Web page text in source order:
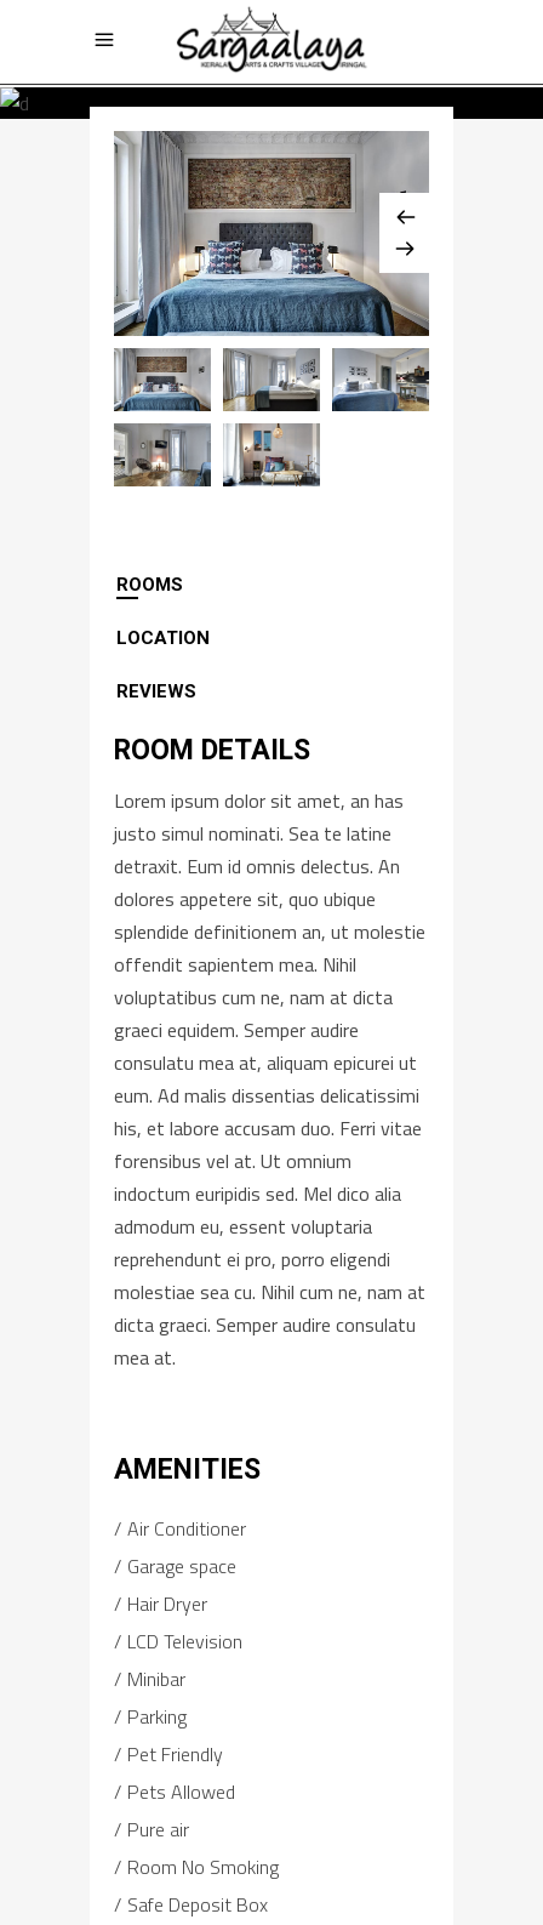
$768 / night
KING SUITE
ROOMS
LOCATION
REVIEWS
ROOM DETAILS
Lorem ipsum dolor sit amet, an has
justo simul nominati. Sea te latine
detraxit. Eum id omnis delectus. An
dolores appetere sit, quo ubique
splendide definitionem an, ut molestie
offendit sapientem mea. Nihil
voluptatibus cum ne, nam at dicta
graeci equidem. Semper audire
consulatu mea at, aliquam epicurei ut
eum. Ad malis dissentias delicatissimi
his, et labore accusam duo. Ferri vitae
forensibus vel at. Ut omnium
indoctum euripidis sed. Mel dico alia
admodum eu, essent voluptaria
reprehendunt ei pro, porro eligendi
molestiae sea cu. Nihil cum ne, nam at
dicta graeci. Semper audire consulatu
mea at.
AMENITIES
Air Conditioner
Garage space
Hair Dryer
LCD Television
Minibar
Parking
Pet Friendly
Pets Allowed
Pure air
Room No Smoking
Safe Deposit Box